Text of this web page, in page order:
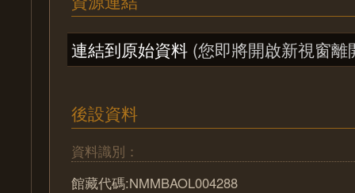
連結到原始資料 (您即將開啟新視窗離
後設資料
資料識別：
館藏代碼:NMMBAOL004288